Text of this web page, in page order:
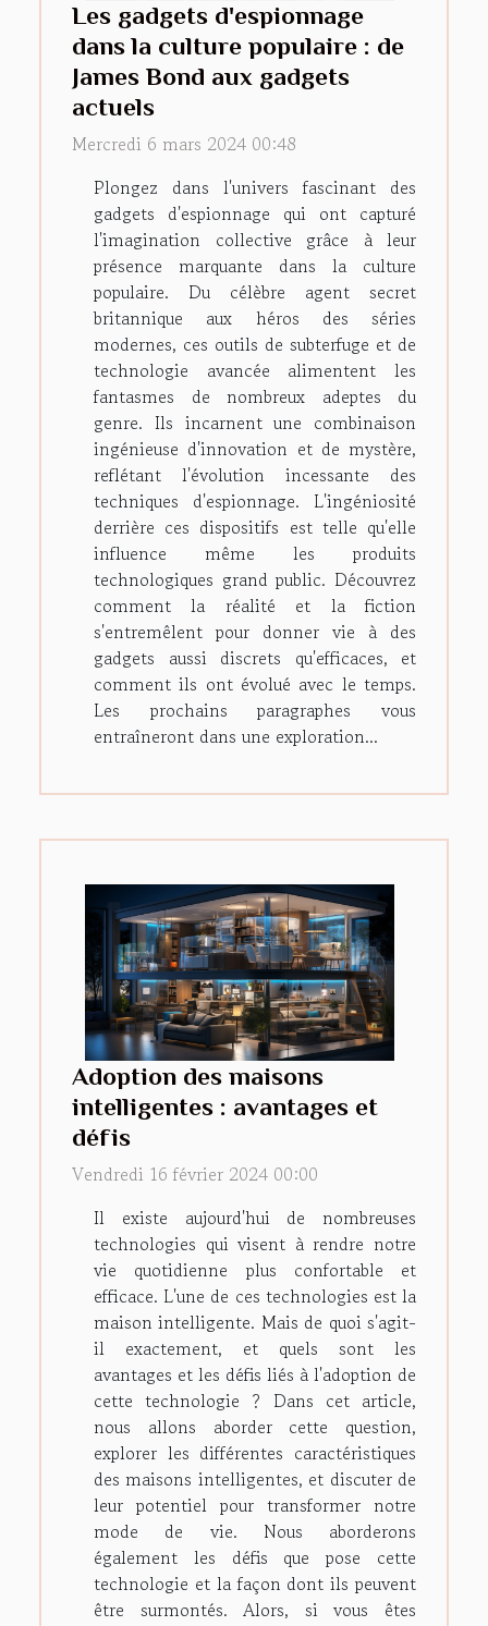
Les gadgets d'espionnage
dans la culture populaire : de
James Bond aux gadgets
actuels
Mercredi 6 mars 2024 00:48
Plongez dans l'univers fascinant des
gadgets d'espionnage qui ont capturé
l'imagination collective grâce à leur
présence marquante dans la culture
populaire. Du célèbre agent secret
britannique aux héros des séries
modernes, ces outils de subterfuge et de
technologie avancée alimentent les
fantasmes de nombreux adeptes du
genre. Ils incarnent une combinaison
ingénieuse d'innovation et de mystère,
reflétant l'évolution incessante des
techniques d'espionnage. L'ingéniosité
derrière ces dispositifs est telle qu'elle
influence même les produits
technologiques grand public. Découvrez
comment la réalité et la fiction
s'entremêlent pour donner vie à des
gadgets aussi discrets qu'efficaces, et
comment ils ont évolué avec le temps.
Les prochains paragraphes vous
entraîneront dans une exploration...
Adoption des maisons
intelligentes : avantages et
défis
Vendredi 16 février 2024 00:00
Il existe aujourd'hui de nombreuses
technologies qui visent à rendre notre
vie quotidienne plus confortable et
efficace. L'une de ces technologies est la
maison intelligente. Mais de quoi s'agit-
il exactement, et quels sont les
avantages et les défis liés à l'adoption de
cette technologie ? Dans cet article,
nous allons aborder cette question,
explorer les différentes caractéristiques
des maisons intelligentes, et discuter de
leur potentiel pour transformer notre
mode de vie. Nous aborderons
également les défis que pose cette
technologie et la façon dont ils peuvent
être surmontés. Alors, si vous êtes